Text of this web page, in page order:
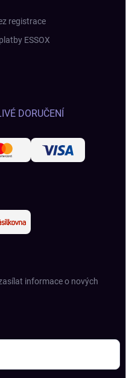
registrace
ESSOX
DORUČENÍ
informace o nových